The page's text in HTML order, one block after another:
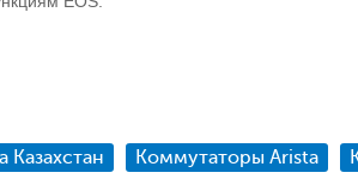
Казахстан Коммутаторы Arista